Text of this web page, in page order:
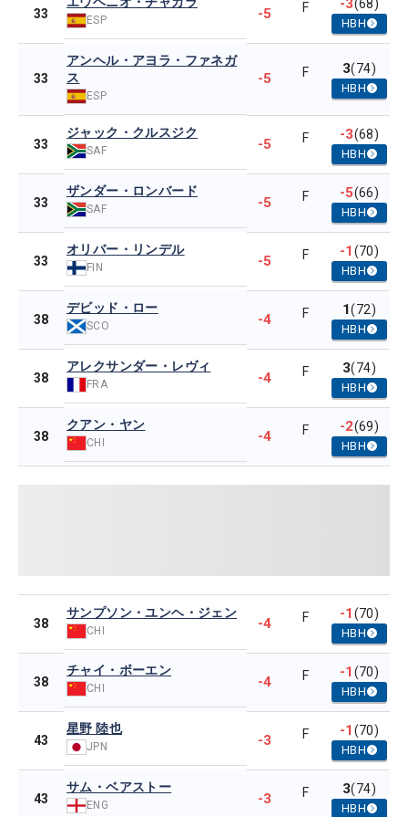
33 ESP -5 F -3(68)
HBH
33
アンヘル・アヨラ・ファネガ
ス
ESP
-5 F 3(74)
HBH
33
ジャック・クルスジク
SAF -5 F -3(68)
HBH
33
ザンダー・ロンバード
SAF -5 F -5(66)
HBH
33
オリバー・リンデル
FIN -5 F -1(70)
HBH
38
デビッド・ロー
SCO -4 F 1(72)
HBH
38
アレクサンダー・レヴィ
FRA -4 F 3(74)
HBH
38
クアン・ヤン
CHI -4 F -2(69)
HBH
38
サンプソン・ユンヘ・ジェン
CHI -4 F -1(70)
HBH
38
チャイ・ボーエン
CHI -4 F -1(70)
HBH
43
星野 陸也
JPN -3 F -1(70)
HBH
43
サム・ベアストー
ENG -3 F 3(74)
HBH